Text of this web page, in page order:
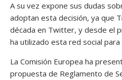
A su vez expone sus dudas
adoptan esta decisión, ya que
década en Twitter, y desde el
ha utilizado esta red social
La Comisión Europea ha
propuesta de Reglamento de